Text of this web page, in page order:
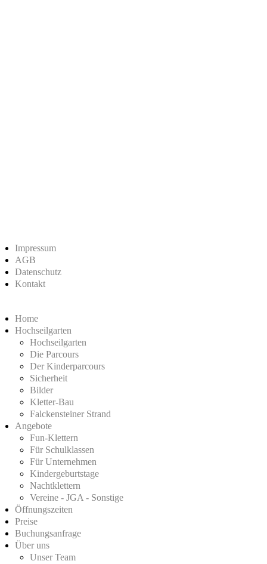
Impressum
AGB
Datenschutz
Kontakt
Home
Hochseilgarten
Hochseilgarten
Die Parcours
Der Kinderparcours
Sicherheit
Bilder
Kletter-Bau
Falckensteiner Strand
Angebote
Fun-Klettern
Für Schulklassen
Für Unternehmen
Kindergeburtstage
Nachtklettern
Vereine - JGA - Sonstige
Öffnungszeiten
Preise
Buchungsanfrage
Über uns
Unser Team